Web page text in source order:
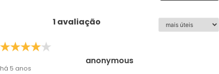
1 avaliação
anonymous
há 5 anos